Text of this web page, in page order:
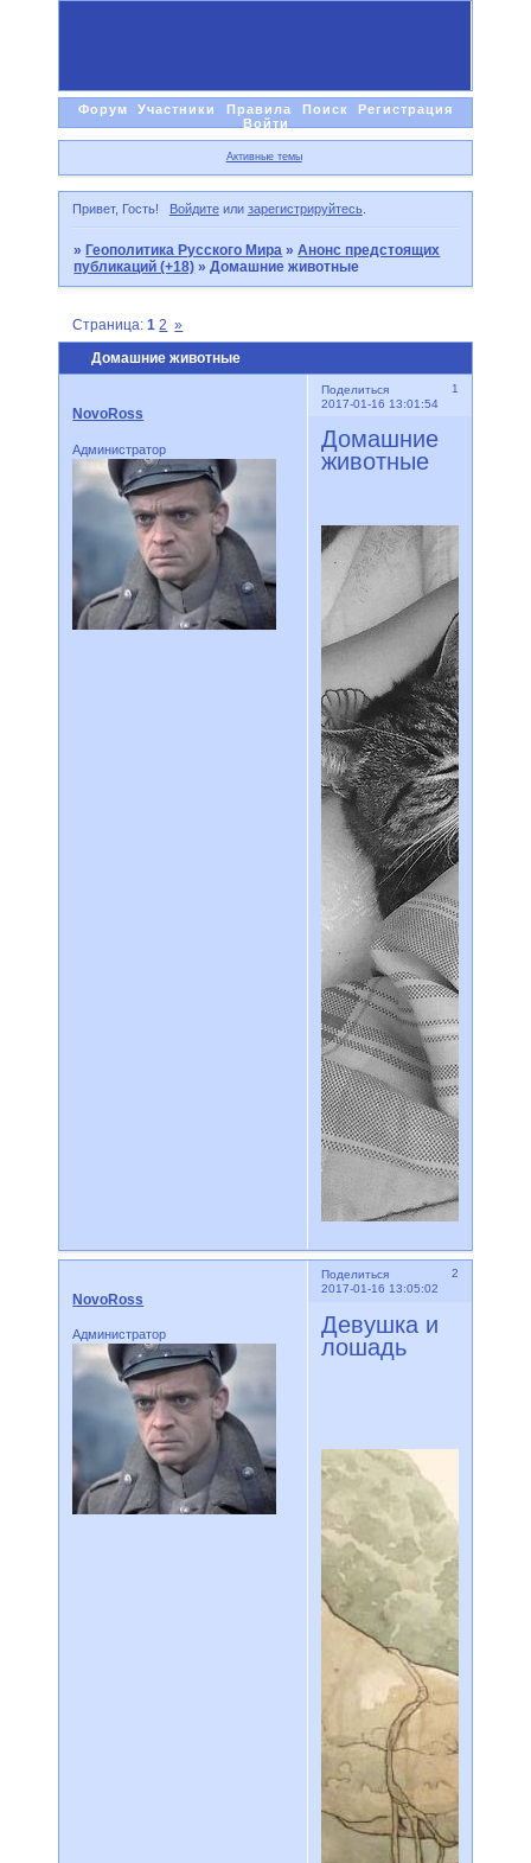
Форум Участники Правила Поиск
Регистрация
Войти
Активные темы
Привет, Гость! Войдитеили зарегистрируйтесь.
»Геополитика Русского Мира »Анонс предстоящих
публикаций (+18) »Домашние животные
Домашние животные
Страница:1 2 »
Поделиться
1
2017-01-16 13:01:54
NovoRoss
Администратор
Домашние
животные
Поделиться
2
2017-01-16 13:05:02
NovoRoss
Администратор
Девушка и
лошадь